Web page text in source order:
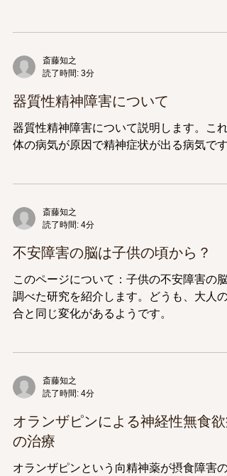
斎藤知之
読了時間: 3分
器質性精神障害について
器質性精神障害について説明します。これ
体の病気が原因で精神症状が出る病気です
斎藤知之
読了時間: 4分
不安障害の脳は子供の頃から？
このページについて：子供の不安障害の脳
調べた研究を紹介します。どうも、大人の
合と同じ変化があるようです。
斎藤知之
読了時間: 4分
オランザピンによる神経性無食欲
の治療
オランザピンという向精神薬が摂食障害の